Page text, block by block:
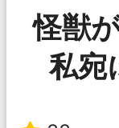
怪獣
私宛